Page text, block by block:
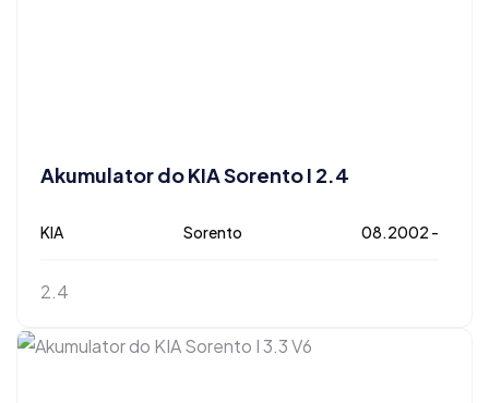
Akumulator do KIA Sorento I 2.4
KIA Sorento 08.2002 -
2.4